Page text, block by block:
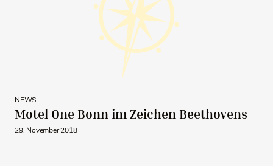
NEWS
Motel One Bonn im Zeichen Beethovens
29. November 2018